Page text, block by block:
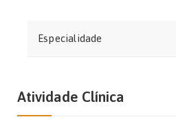
Especialidade
Atividade Clínica